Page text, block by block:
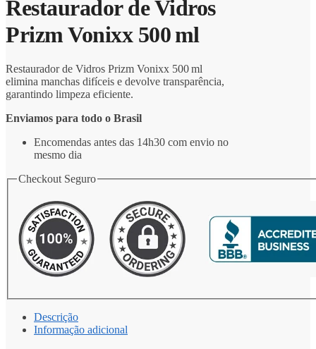
Restaurador de Vidros
Prizm Vonixx 500 ml
Restaurador de Vidros Prizm Vonixx 500 ml
elimina manchas difíceis e devolve transparência,
garantindo limpeza eficiente.
Enviamos para todo o Brasil
Encomendas antes das 14h30 com envio no
mesmo dia
Checkout Seguro
Descrição
Informação adicional